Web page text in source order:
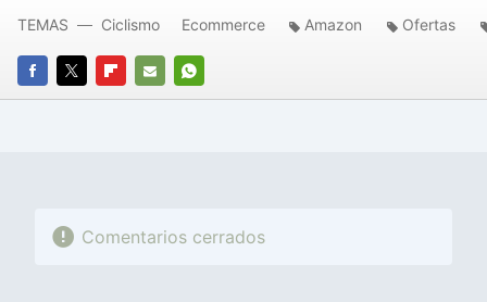
FACEBOOK
TWITTERFLIPBOARD
E-
WHATSAPP
TEMAS Ciclismo Ecommerce Amazon Ofertas
Comentarios cerrados